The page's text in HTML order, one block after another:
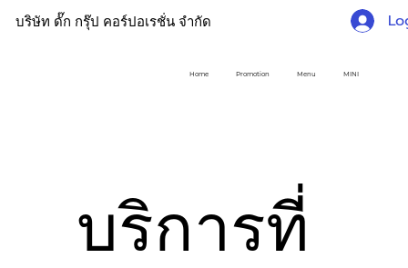
บริษัท ดั๊ก กรุ๊ป คอร์ปอเรชั่น จำกัด
Home Promotion Menu MINI
บริการที่